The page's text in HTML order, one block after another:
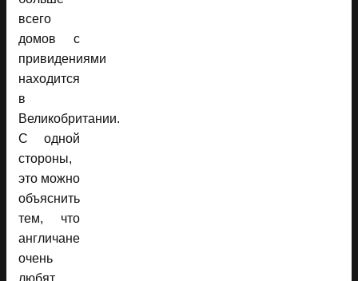
всего
домов с
привидениями
находится
в
Великобритании.
С одной
стороны,
это можно
объяснить
тем, что
англичане
очень